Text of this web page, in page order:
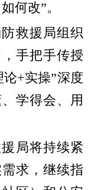
何改”。
救援局组织
手把手传授
+实操”深度
学得会、用
局将持续紧
求，继续指